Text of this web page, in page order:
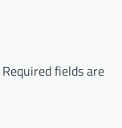
Required fields are